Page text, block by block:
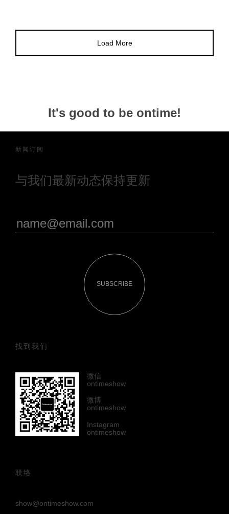
Load More
It's good to be ontime!
新闻订阅
与我们最新动态保持更新
SUBSCRIBE
找到我们
微信
ontimeshow
微博
ontimeshow
Instagram
ontimeshow
联络
show@ontimeshow.com